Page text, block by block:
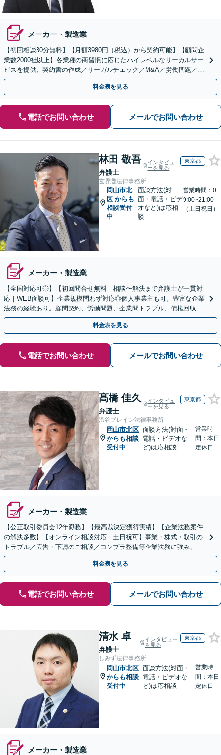
メーカー・製造業
【初回相談30分無料】【月額3980円（税込）から契約可能】【顧問企
業数2000社以上】各業種の商習慣に応じたハイレベルなリーガルサー
ビスを提供。契約書の作成／リーガルチェック／M&A／労働問題／知
的財産等、お任せください【他士業連携可能】
料金表を見る
電話でお問い合わせ メールでお問い合わせ
林田 敬吾
弁護士
インタビュ
ーを見る
東京都
玄界灘法律事務所
岡山市北
区 からも
相談受付
中
面談方法(対
面・電話・ビデ
オなど)は応相
談
営業時間：0
9:00~21:00
（土日祝日）
メーカー・製造業
【全国対応可◎】【初回問合せ無料｜相談〜解決まで弁護士が一貫対
応｜WEB面談可】企業規模問わず対応◎個人事業主も可。豊富な企業
法務の経験あり。顧問契約、労働問題、企業間トラブル、債権回収、
契約書のリーガルチェック等、サポートします。
料金表を見る
電話でお問い合わせ メールでお問い合わせ
髙橋 佳久
弁護士
インタビュ
ーを見る
東京都
渋谷ブレイン法律事務所
岡山市北区
からも相談
受付中
面談方法(対面・
電話・ビデオな
ど)は応相談
営業時
間：本日
定休日
メーカー・製造業
【公正取引委員会12年勤務】【最高裁決定獲得実績】【企業法務案件
の解決多数】【オンライン相談対応・土日祝可】事業・株式・取引の
トラブル／広告・下請のご相談／コンプラ整備等企業法務に強み。株
式の相続／誹謗中傷対策／不動産問題まで幅広く対応！
料金表を見る
電話でお問い合わせ メールでお問い合わせ
清水 卓
弁護士
インタビュー
を見る
東京都
しみず法律事務所
岡山市北区
からも相談
受付中
面談方法(対面・
電話・ビデオな
ど)は応相談
営業時
間：本日
定休日
メーカー・製造業